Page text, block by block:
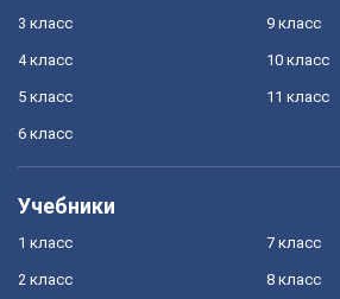
3 класс
4 класс
5 класс
6 класс
9 класс
10 класс
11 класс
Учебники
1 класс
2 класс
7 класс
8 класс